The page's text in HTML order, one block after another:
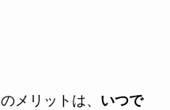
メリットは、 いつで